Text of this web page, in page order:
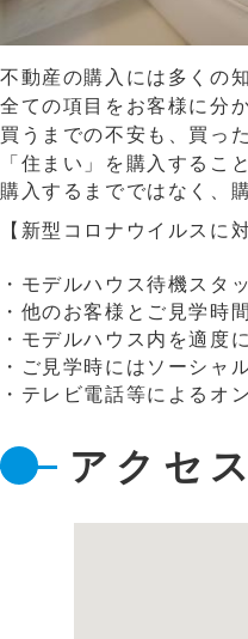
不動産の購入には多く
全ての項目をお客
買うまでの不安も、買
「住まい」を購入
購入するまでではなく、
【新型コロナウイルスに
・モデルハウス待機スタ
・他のお客様とご見学時
・モデルハウス内を適度
・ご見学時にはソーシャ
・テレビ電話等によるオ
アクセス